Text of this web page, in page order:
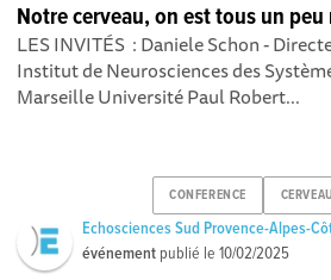
Notre cerveau, on est tous un peu
LES INVITÉS : Daniele Schon -
Institut de Neurosciences des
Marseille Université Paul Robert...
CONFERENCE CERVEAU
Echosciences Sud Provence-Alpes-
événement publié le10/02/2025